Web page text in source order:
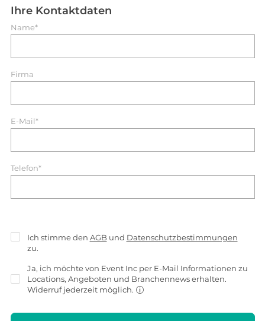
Ihre Kontaktdaten
Name*
Firma
E-Mail*
Telefon*
Ich stimme den AGB und Datenschutzbestimmungen
zu.
Ja, ich möchte von Event Inc per E-Mail Informationen zu
Locations, Angeboten und Branchennews erhalten.
Widerruf jederzeit möglich.